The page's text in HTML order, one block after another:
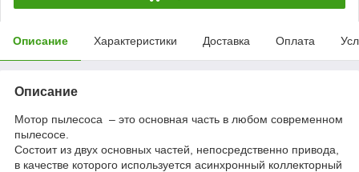
Описание Характеристики Доставка Оплата
Описание
Мотор пылесоса – это основная часть в любом современном
пылесосе.
Состоит из двух основных частей, непосредственно привода,
в качестве которого используется асинхронный коллекторный